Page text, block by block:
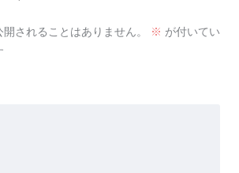
されることはありません。 ※ が付いてい